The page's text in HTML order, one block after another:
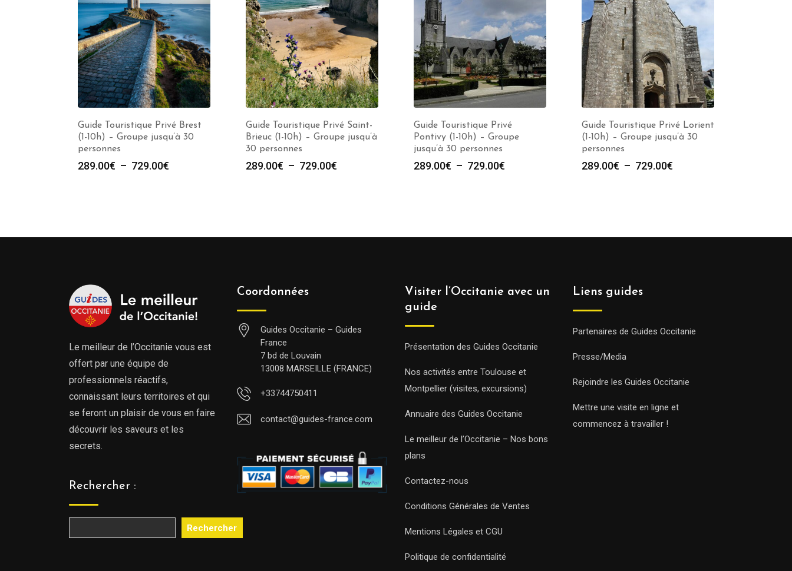
Guide Touristique Privé Brest
(1-10h) – Groupe jusqu’à 30
personnes
289.00€ – 729.00€
Guide Touristique Privé Saint-
Brieuc (1-10h) – Groupe jusqu’à
30 personnes
289.00€ – 729.00€
Guide Touristique Privé
Pontivy (1-10h) – Groupe
jusqu’à 30 personnes
289.00€ – 729.00€
Guide Touristique Privé Lorient
(1-10h) – Groupe jusqu’à 30
personnes
289.00€ – 729.00€
Le meilleur de l’Occitanie vous est
offert par une équipe de
professionnels réactifs,
connaissant leurs territoires et qui
se feront un plaisir de vous en faire
découvrir les saveurs et les
secrets.
Rechercher :
Rechercher
Coordonnées
Guides Occitanie – Guides
France
7 bd de Louvain
13008 MARSEILLE (FRANCE)
+33744750411
contact@guides-france.com
Visiter l’Occitanie avec un
guide
Présentation des Guides Occitanie
Nos activités entre Toulouse et
Montpellier (visites, excursions)
Annuaire des Guides Occitanie
Le meilleur de l’Occitanie – Nos bons
plans
Contactez-nous
Conditions Générales de Ventes
Mentions Légales et CGU
Politique de confidentialité
Liens guides
Partenaires de Guides Occitanie
Presse/Media
Rejoindre les Guides Occitanie
Mettre une visite en ligne et
commencez à travailler !